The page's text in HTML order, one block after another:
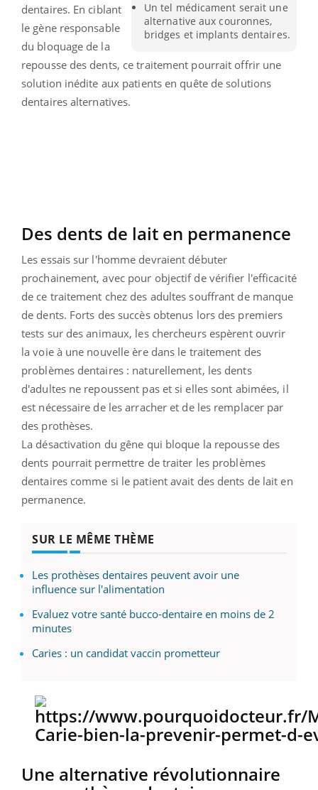
Un tel médicament serait une
alternative aux couronnes,
bridges et implants dentaires.
dentaires. En ciblant
le gène responsable
du bloquage de la
repousse des dents, ce traitement pourrait offrir une
solution inédite aux patients en quête de solutions
dentaires alternatives.
Des dents de lait en permanence
Les essais sur l'homme devraient débuter
prochainement, avec pour objectif de vérifier l'efficacité
de ce traitement chez des adultes souffrant de manque
de dents. Forts des succès obtenus lors des premiers
tests sur des animaux, les chercheurs espèrent ouvrir
la voie à une nouvelle ère dans le traitement des
problèmes dentaires : naturellement, les dents
d'adultes ne repoussent pas et si elles sont abimées, il
est nécessaire de les arracher et de les remplacer par
des prothèses.
La désactivation du gêne qui bloque la repousse des
dents pourrait permettre de traiter les problèmes
dentaires comme si le patient avait des dents de lait en
permanence.
SUR LE MÊME THÈME
Les prothèses dentaires peuvent avoir une
influence sur l'alimentation
Evaluez votre santé bucco-dentaire en moins de 2
minutes
Caries : un candidat vaccin prometteur
Une alternative révolutionnaire